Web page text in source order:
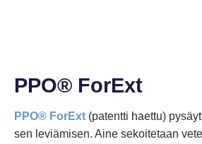
PPO® ForExt
PPO® ForExt (patentti haettu)
sen leviämisen. Aine sekoitetaan